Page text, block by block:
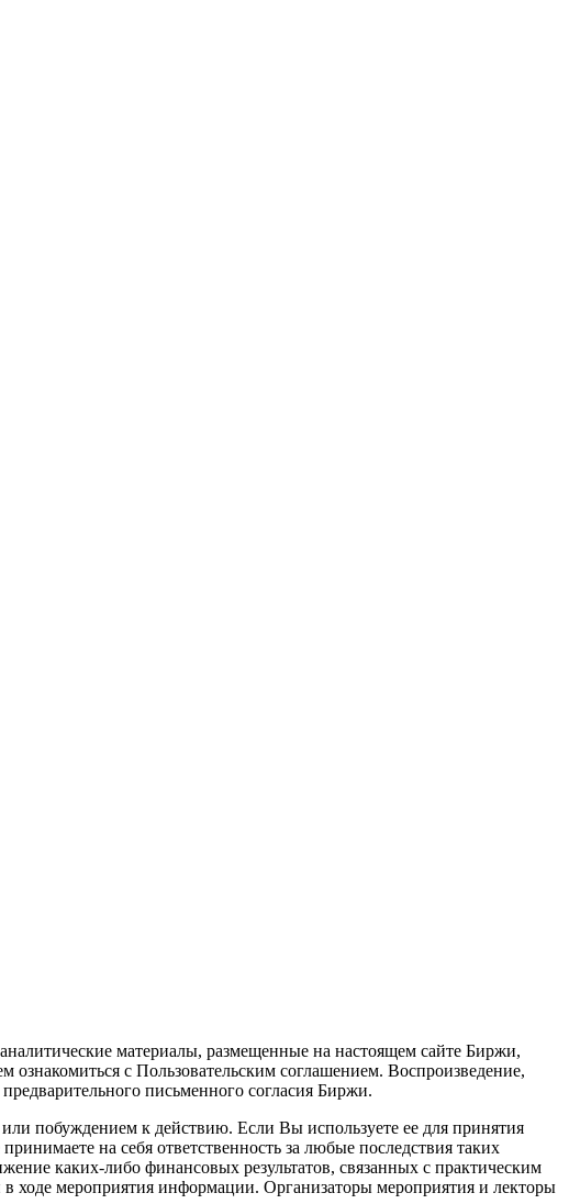
материалы, размещенные на настоящем сайте Биржи,
с Пользовательским соглашением. Воспроизведение,
письменного согласия Биржи.
побуждением к действию. Если Вы используете ее для принятия
на себя ответственность за любые последствия таких
каких-либо финансовых результатов, связанных с практическим
ходе мероприятия информации. Организаторы мероприятия и лекторы